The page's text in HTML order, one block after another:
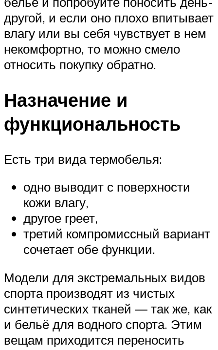
другой, и если оно плохо впитывает
влагу или вы себя чувствует в нем
некомфортно, то можно смело
относить покупку обратно.
Назначение и
функциональность
Есть три вида термобелья:
одно выводит с поверхности
кожи влагу,
другое греет,
третий компромиссный вариант
сочетает обе функции.
Модели для экстремальных видов
спорта производят из чистых
синтетических тканей — так же, как
и бельё для водного спорта. Этим
вещам приходится переносить